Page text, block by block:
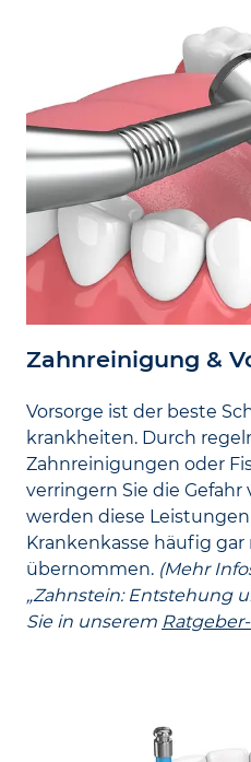
Zahnreinigung &
Vorsorge ist der beste
krankheiten. Durch
Zahn­reinigungen oder
verringern Sie die Gefahr
werden diese
Kranken­kasse häufig
übernommen. (Mehr
„Zahnstein: Entstehung
Sie in unserem